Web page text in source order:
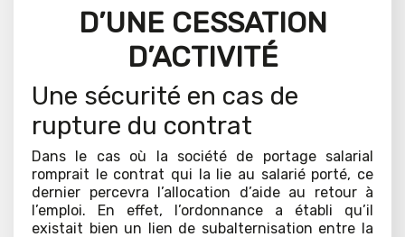
D’UNE CESSATION
D’ACTIVITÉ
Une sécurité en cas de
rupture du contrat
Dans le cas où la société de portage salarial
romprait le contrat qui la lie au salarié porté, ce
dernier percevra l’allocation d’aide au retour à
l’emploi. En effet, l’ordonnance a établi qu’il
existait bien un lien de subalternisation entre la